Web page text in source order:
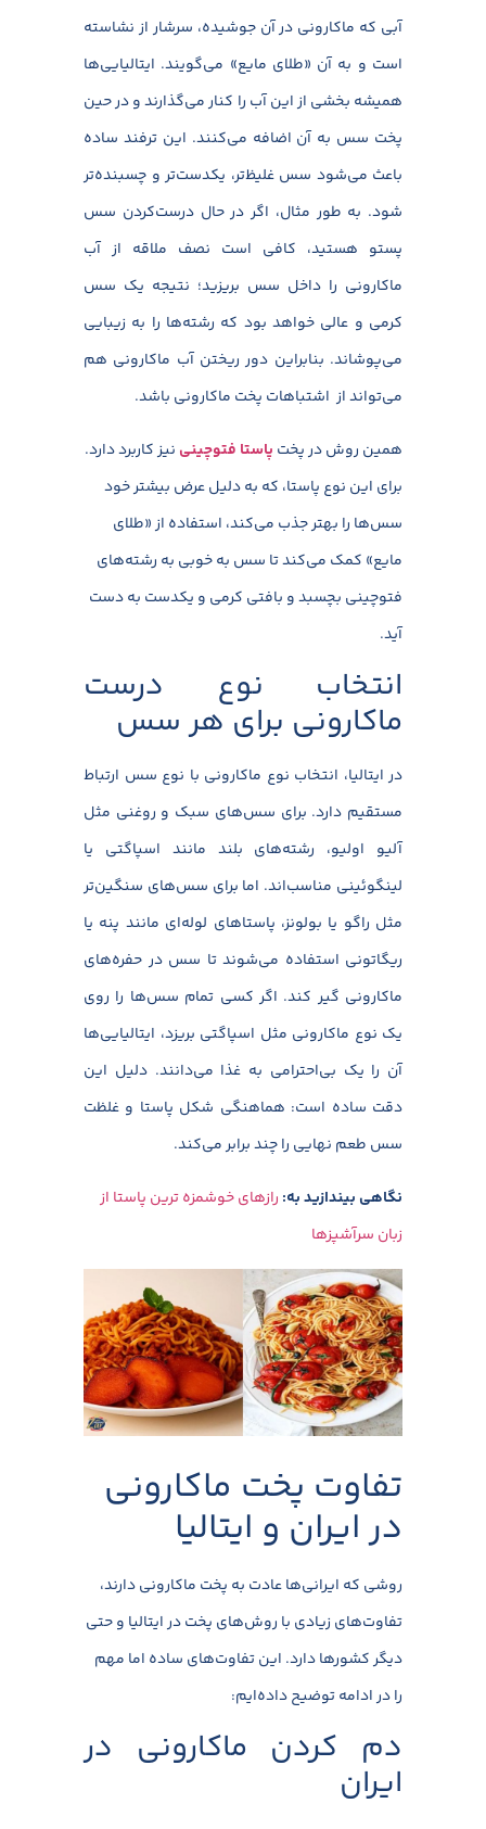
آبی که ماکارونی در آن جوشیده، سرشار از نشاسته
است و به آن «طلای مایع» می‌گویند. ایتالیایی‌ها
همیشه بخشی از این آب را کنار می‌گذارند و در حین
پخت سس به آن اضافه می‌کنند. این ترفند ساده
باعث می‌شود سس غلیظ‌تر، یکدست‌تر و چسبنده‌تر
شود. به طور مثال، اگر در حال درست‌کردن سس
پستو هستید، کافی است نصف ملاقه از آب
ماکارونی را داخل سس بریزید؛ نتیجه یک سس
کرمی و عالی خواهد بود که رشته‌ها را به زیبایی
می‌پوشاند. بنابراین دور ریختن آب ماکارونی هم
می‌تواند از اشتباهات پخت ماکارونی باشد.
همین روش در پخت پاستا فتوچینی نیز کاربرد دارد.
برای این نوع پاستا، که به دلیل عرض بیشتر خود
سس‌ها را بهتر جذب می‌کند، استفاده از «طلای
مایع» کمک می‌کند تا سس به خوبی به رشته‌های
فتوچینی بچسبد و بافتی کرمی و یکدست به دست
آید.
انتخاب نوع درست
ماکارونی برای هر سس
در ایتالیا، انتخاب نوع ماکارونی با نوع سس ارتباط
مستقیم دارد. برای سس‌های سبک و روغنی مثل
آلیو اولیو، رشته‌های بلند مانند اسپاگتی یا
لینگوئینی مناسب‌اند. اما برای سس‌های سنگین‌تر
مثل راگو یا بولونز، پاستاهای لوله‌ای مانند پنه یا
ریگاتونی استفاده می‌شوند تا سس در حفره‌های
ماکارونی گیر کند. اگر کسی تمام سس‌ها را روی
یک نوع ماکارونی مثل اسپاگتی بریزد، ایتالیایی‌ها
آن را یک بی‌احترامی به غذا می‌دانند. دلیل این
دقت ساده است: هماهنگی شکل پاستا و غلظت
سس طعم نهایی را چند برابر می‌کند.
نگاهی بیندازید به: رازهای خوشمزه ترین پاستا از
زبان سرآشپزها
تفاوت پخت ماکارونی
در ایران و ایتالیا
روشی که ایرانی‌ها عادت به پخت ماکارونی دارند،
تفاوت‌های زیادی با روش‌های پخت در ایتالیا و حتی
دیگر کشورها دارد. این تفاوت‌های ساده اما مهم
را در ادامه توضیح داده‌ایم:
دم کردن ماکارونی در
ایران